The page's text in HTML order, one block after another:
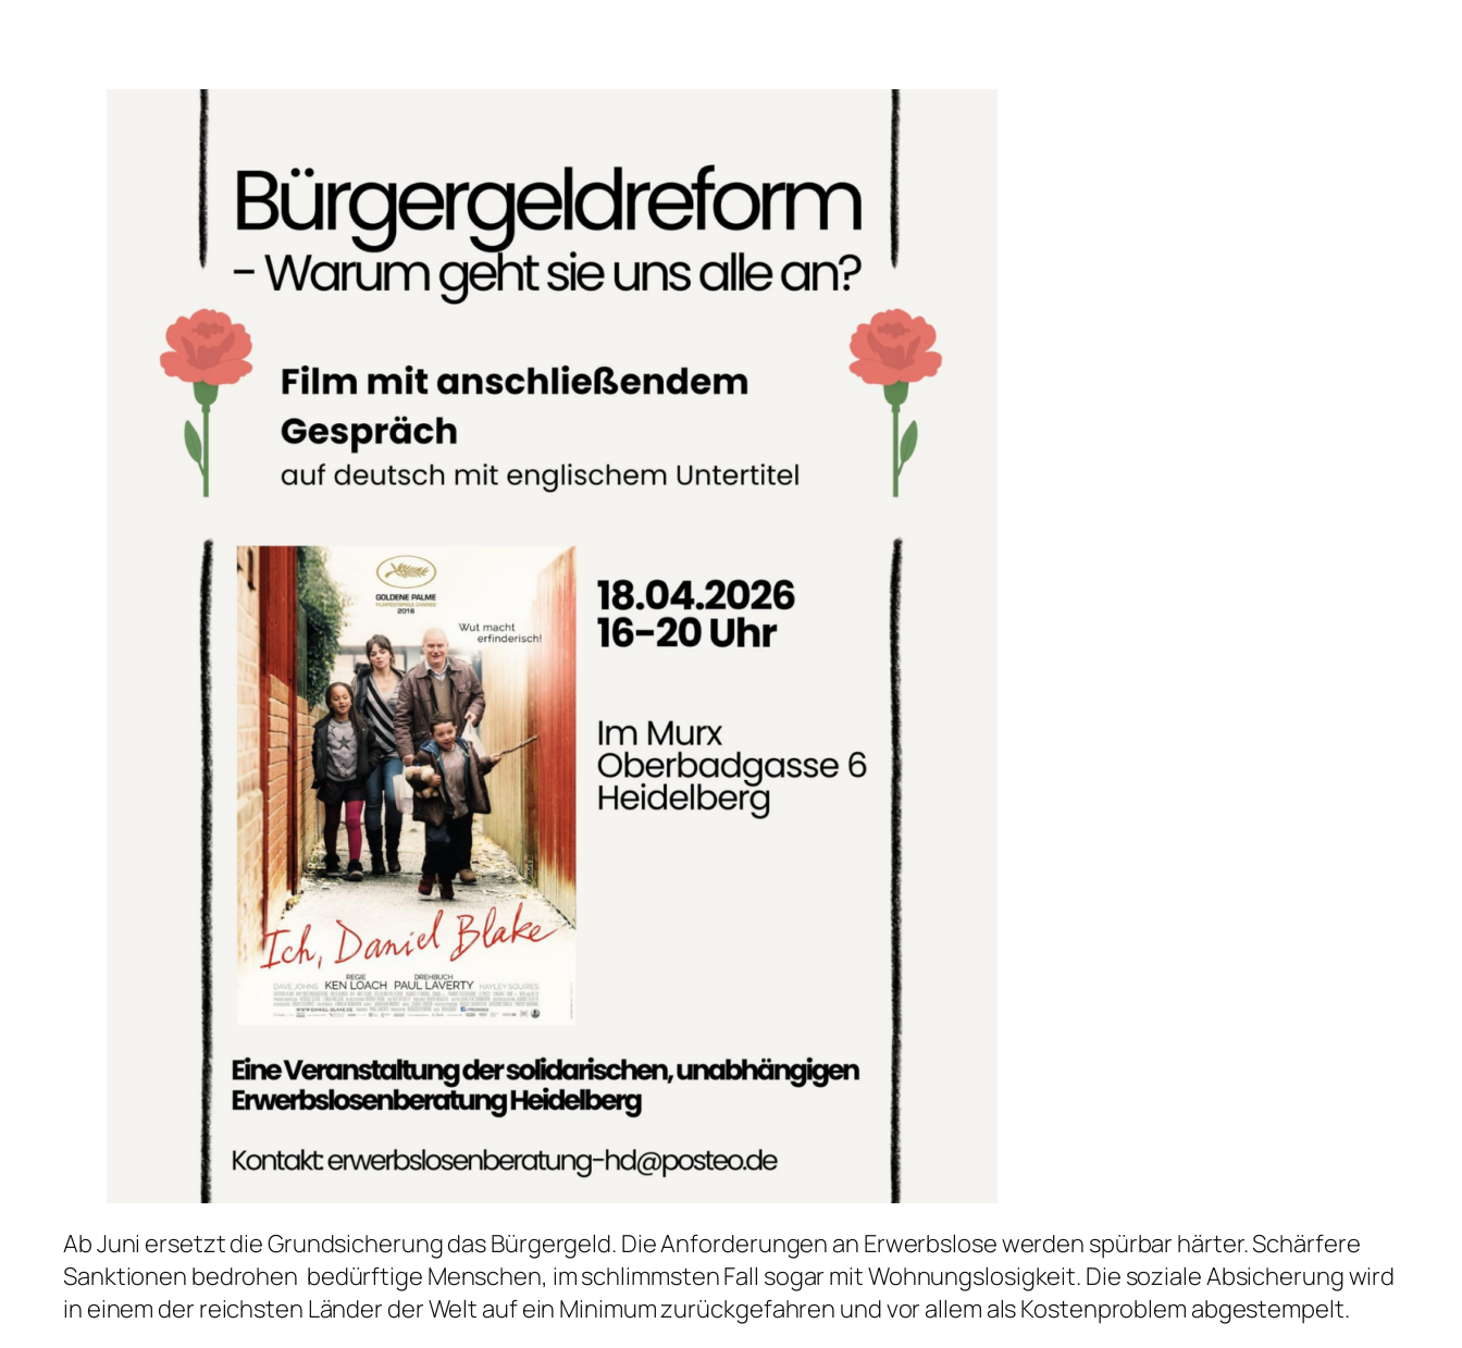
Ab Juni ersetzt die Grundsicherung das Bürgergeld. Die Anforderungen an Erwerbslose werden spürbar härter. Schärfere
Sanktionen bedrohen bedürftige Menschen, im schlimmsten Fall sogar mit Wohnungslosigkeit. Die soziale Absicherung wird
in einem der reichsten Länder der Welt auf ein Minimum zurückgefahren und vor allem als Kostenproblem abgestempelt.